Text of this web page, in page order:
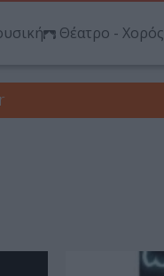
Θέατρο - Χορός